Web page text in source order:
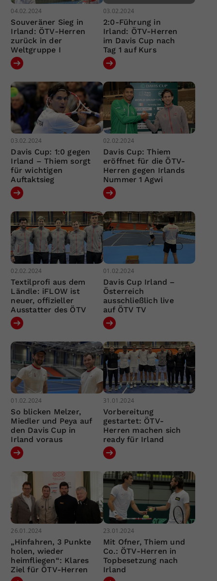
04.02.2024
Souveräner Sieg in
Irland: ÖTV-Herren
zurück in der
Weltgruppe I
03.02.2024
2:0-Führung in
Irland: ÖTV-Herren
im Davis Cup nach
Tag 1 auf Kurs
03.02.2024
Davis Cup: 1:0 gegen
Irland – Thiem sorgt
für wichtigen
Auftaktsieg
02.02.2024
Davis Cup: Thiem
eröffnet für die ÖTV-
Herren gegen Irlands
Nummer 1 Agwi
02.02.2024
Textilprofi aus dem
Ländle: iFLOW ist
neuer, offizieller
Ausstatter des ÖTV
01.02.2024
Davis Cup Irland –
Österreich
ausschließlich live
auf ÖTV TV
01.02.2024
So blicken Melzer,
Miedler und Peya auf
den Davis Cup in
Irland voraus
31.01.2024
Vorbereitung
gestartet: ÖTV-
Herren machen sich
ready für Irland
26.01.2024
„Hinfahren, 3 Punkte
holen, wieder
heimfliegen“: Klares
Ziel für ÖTV-Herren
23.01.2024
Mit Ofner, Thiem und
Co.: ÖTV-Herren in
Topbesetzung nach
Irland